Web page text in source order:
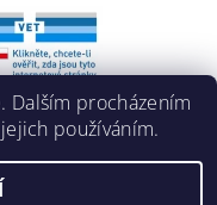
Dalším procházením
používáním.